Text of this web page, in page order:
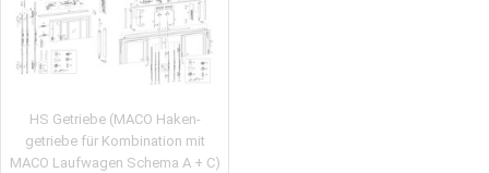
HS Getriebe (MACO Haken-
getriebe für Kombination mit
MACO Laufwagen Schema A + C)